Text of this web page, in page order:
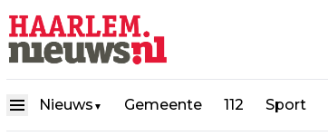
Nieuws ▼ Gemeente 112 Sport